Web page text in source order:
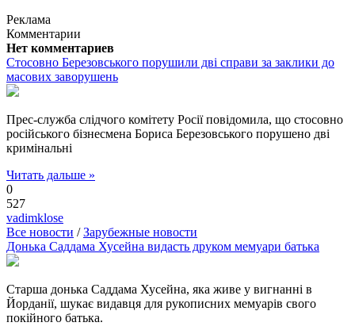
Реклама
Комментарии
Нет комментариев
Стосовно Березовського порушили дві справи за заклики до
масових заворушень
Прес-служба слідчого комітету Росії повідомила, що стосовно
російського бізнесмена Бориса Березовського порушено дві
кримінальні
Читать дальше »
0
527
vadimklose
Все новости /Зарубежные новости
Донька Саддама Хусейна видасть друком мемуари батька
Старша донька Саддама Хусейна, яка живе у вигнанні в
Йорданії, шукає видавця для рукописних мемуарів свого
покійного батька.